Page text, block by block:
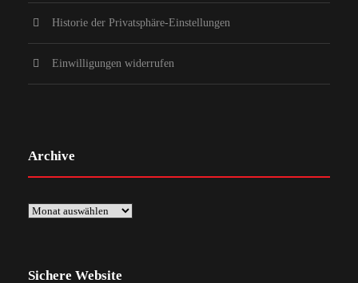
Historie der Privatsphäre-Einstellungen
Einwilligungen widerrufen
Archive
Sichere Website